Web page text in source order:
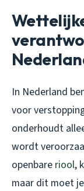
In Nederland
voor
onderhoudt
wordt
openbare riool,
maar dit moet